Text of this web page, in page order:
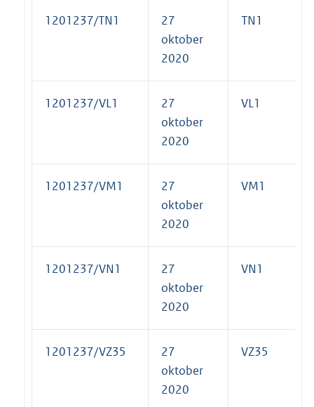
1201237/TN1
27
oktober
2020
TN1
1201237/VL1
27
oktober
2020
VL1
1201237/VM1
27
oktober
2020
VM1
1201237/VN1
27
oktober
2020
VN1
1201237/VZ35
27
oktober
2020
VZ35